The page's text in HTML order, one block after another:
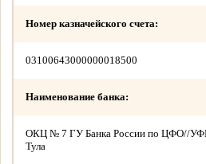
Номер казначейского счета:
03100643000000018500
Наименование банка:
ОКЦ № 7 ГУ Банка России по ЦФО//УФК
Тула